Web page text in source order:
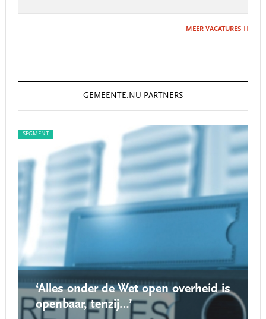
MEER VACATURES
GEMEENTE.NU PARTNERS
SEGMENT
‘Alles onder de Wet open overheid is
openbaar, tenzij…’